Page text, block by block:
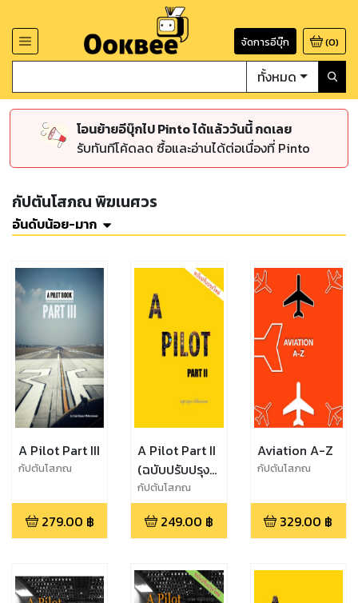
จัดการอีบุ๊ก (0)
ทั้งหมด
โอนย้ายอีบุ๊กไป Pinto ได้แล้ววันนี้ กดเลย
รับทันทีโค้ดลด ซื้อและอ่านได้ต่อเนื่องที่ Pinto
กัปตันโสภณ พิฆเนศวร
อันดับน้อย-มาก
A Pilot Part III
กัปตันโสภณ
279.00 ฿
A Pilot Part II
(ฉบับปรับปรุง
ใหม่)
กัปตันโสภณ
249.00 ฿
Aviation A-Z
กัปตันโสภณ
329.00 ฿